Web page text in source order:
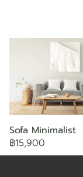
Sofa Minimalist
฿15,900